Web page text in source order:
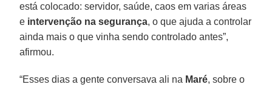
está colocado: servidor, saúde, caos em varias áreas
e intervenção na segurança, o que ajuda a controlar
ainda mais o que vinha sendo controlado antes”,
afirmou.
“Esses dias a gente conversava ali na Maré, sobre o